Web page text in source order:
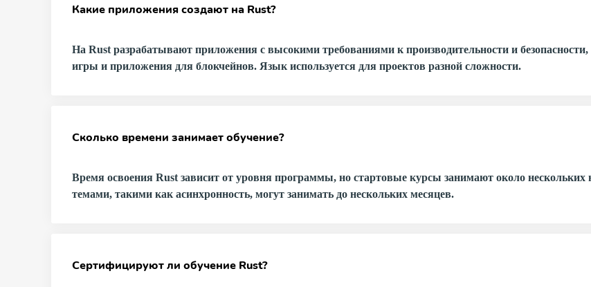
Какие приложения создают на Rust?
На Rust разрабатывают приложения с высокими требованиями к производительности и
игры и приложения для блокчейнов. Язык используется для проектов разной сложности.
Сколько времени занимает обучение?
Время освоения Rust зависит от уровня программы, но стартовые курсы занимают около
темами, такими как асинхронность, могут занимать до нескольких месяцев.
Сертифицируют ли обучение Rust?